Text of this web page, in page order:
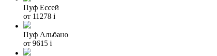
Пуф Ессей
от 11278 i
Пуф Альбано
от 9615 i